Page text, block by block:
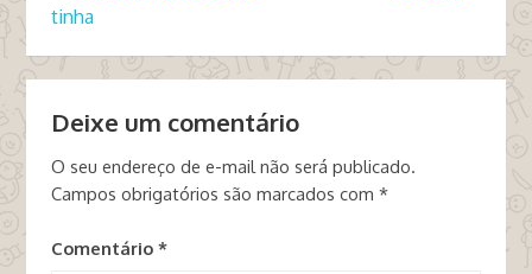
tinha
Deixe um comentário
O seu endereço de e-mail não será publicado.
Campos obrigatórios são marcados com *
Comentário *